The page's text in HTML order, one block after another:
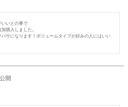
いいとの事で
購入しました。
サになります！ボリュームタイプが好みの人にはいい
開